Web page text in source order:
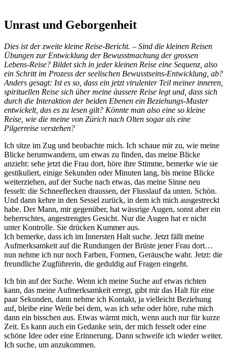
Unrast und Geborgenheit
Dies ist der zweite kleine Reise-Bericht. – Sind die kleinen Reisen
Übungen zur Entwicklung der Bewusstmachung der grossen
Lebens-Reise? Bildet sich in jeder kleinen Reise eine Sequenz, also
ein Schritt im Prozess der seelischen Bewusstseins-Entwicklung, ab?
Anders gesagt: Ist es so, dass ein jetzt virulenter Teil meiner inneren,
spirituellen Reise sich über meine äussere Reise legt und, dass sich
durch die Interaktion der beiden Ebenen ein Beziehungs-Muster
entwickelt, das es zu lesen gilt? Könnte man also eine so kleine
Reise, wie die meine von Zürich nach Olten sogar als eine
Pilgerreise verstehen?
Ich sitze im Zug und beobachte mich. Ich schaue mir zu, wie meine
Blicke herumwandern, um etwas zu finden, das meine Blicke
anzieht: sehe jetzt die Frau dort, höre ihre Stimme, bemerke wie sie
gestikuliert, einige Sekunden oder Minuten lang, bis meine Blicke
weiterziehen, auf der Suche nach etwas, das meine Sinne neu
fesselt: die Schneeflecken draussen, der Flusslauf da unten. Schön.
Und dann kehre in den Sessel zurück, in dem ich mich ausgestreckt
habe. Der Mann, mir gegenüber, hat wässrige Augen, sonst aber ein
beherrschtes, angestrengtes Gesicht. Nur die Augen hat er nicht
unter Kontrolle. Sie drücken Kummer aus.
Ich bemerke, dass ich im Innersten Halt suche. Jetzt fällt meine
Aufmerksamkeit auf die Rundungen der Brüste jener Frau dort…
nun nehme ich nur noch Farben, Formen, Geräusche wahr. Jetzt: die
freundliche Zugführerin, die geduldig auf Fragen eingeht.
Ich bin auf der Suche. Wenn ich meine Suche auf etwas richten
kann, das meine Aufmerksamkeit erregt, gibt mir das Halt für eine
paar Sekunden, dann nehme ich Kontakt, ja vielleicht Beziehung
auf, bleibe eine Weile bei dem, was ich sehe oder höre, ruhe mich
dann ein bisschen aus. Etwas wärmt mich, wenn auch nur für kurze
Zeit. Es kann auch ein Gedanke sein, der mich fesselt oder eine
schöne Idee oder eine Erinnerung. Dann schweife ich wieder weiter.
Ich suche, um anzukommen.